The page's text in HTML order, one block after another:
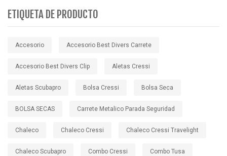
ETIQUETA DE PRODUCTO
Accesorio Accesorio Best Divers Carrete
Accesorio Best Divers Clip Aletas Cressi
Aletas Scubapro Bolsa Cressi Bolsa Seca
BOLSA SECAS Carrete Metalico Parada Seguridad
Chaleco Chaleco Cressi Chaleco Cressi Travelight
Chaleco Scubapro Combo Cressi Combo Tusa